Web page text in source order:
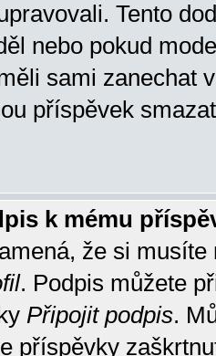
Tento
nebo pokud
sami zanechat
příspěvek
k mému
že si
. Podpis můžete
Připojit podpis.
příspěvky